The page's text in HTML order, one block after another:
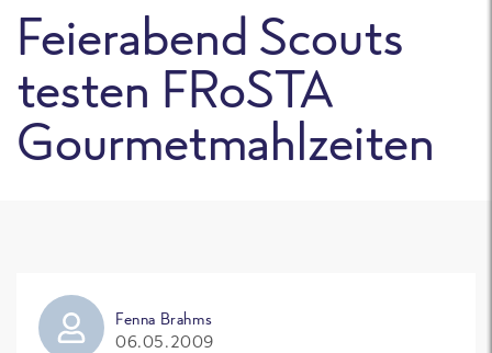
Feierabend Scouts
testen FRoSTA
Gourmetmahlzeiten
Fenna Brahms
06.05.2009